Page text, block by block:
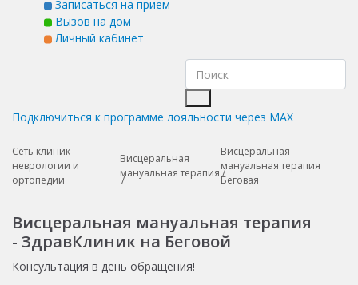
Записаться на прием
Вызов на дом
Личный кабинет
Подключиться к программе лояльности через MAX
Сеть клиник
неврологии и
ортопедии
Висцеральная
мануальная терапия
Висцеральная
мануальная терапия
Беговая
Висцеральная мануальная терапия
- ЗдравКлиник на Беговой
Консультация в день обращения!